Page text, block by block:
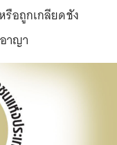
รือถูกเกลียดชัง
าญา